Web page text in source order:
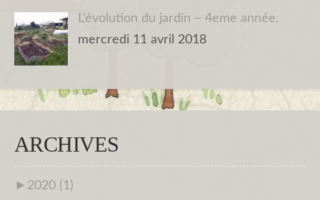
L’évolution du jardin – 4eme année.
mercredi 11 avril 2018
ARCHIVES
► 2020 (1)